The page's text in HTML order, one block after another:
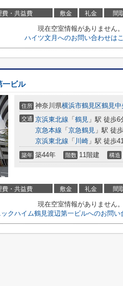
費・共益費 敷金 礼金 間
現在空室情報がありません。
ハイツ文月へのお問い合わせは
一ビル
住所 神奈川県横浜市鶴見区鶴見中
交通 京浜東北線 「 鶴見 」駅 徒歩6
京急本線 「 京急鶴見 」駅 徒
京浜東北線 「 川崎 」駅 徒歩
築年 築44年 階数 11階建 構造
費・共益費 敷金 礼金 間
現在空室情報がありません。
ックハイム鶴見渡辺第一ビルへのお問い